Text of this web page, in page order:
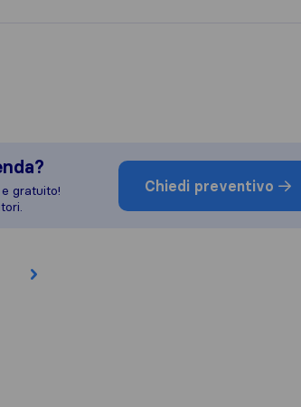
gratuito!
Chiedi preventivo